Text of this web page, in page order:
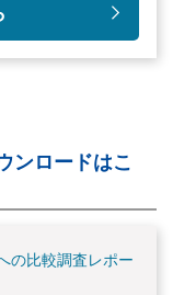
ンロードはこ